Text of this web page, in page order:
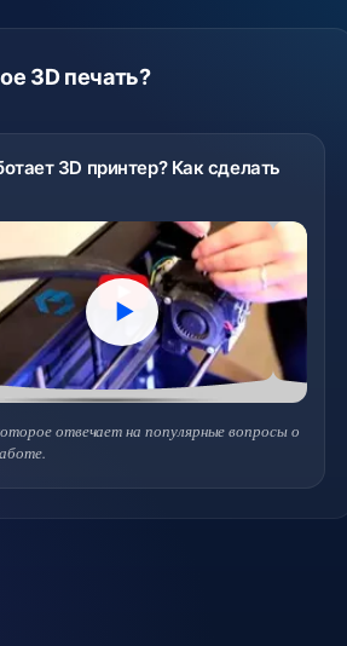
3D печать?
3D принтер? Как сделать
отвечает на популярные вопросы о